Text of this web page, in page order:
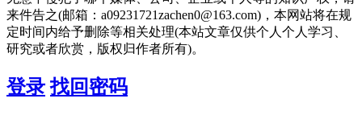
来件告之(邮箱：a09231721zachen0@163.com)，本网站将在规
定时间内给予删除等相关处理(本站文章仅供个人个人学习、
研究或者欣赏，版权归作者所有)。
登录 找回密码